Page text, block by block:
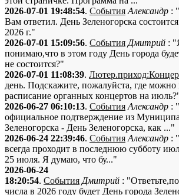
2026-07-01 19:48:54. События Александр :
Вам ответил. День Зеленогорска
2026 г."
2026-07-01 15:09:56. События Дмитрий :
понимаю,что в этом году День города
не состоится?"
2026-07-01 11:08:39.
день. Подскажите, пожалуйста, где можно
расписание органных концертов на
2026-06-27 06:10:13. События Александр :
официальное подтверждение из
Зеленогорска - День Зеленогорска, как ..."
2026-06-24 22:39:46. События Александр :
всегда проходит в последнюю субботу
25 июля. Я думаю, что бу..."
2026-06-24
18:20:54. События Дмитрий :
числа в 2026 году будет День города